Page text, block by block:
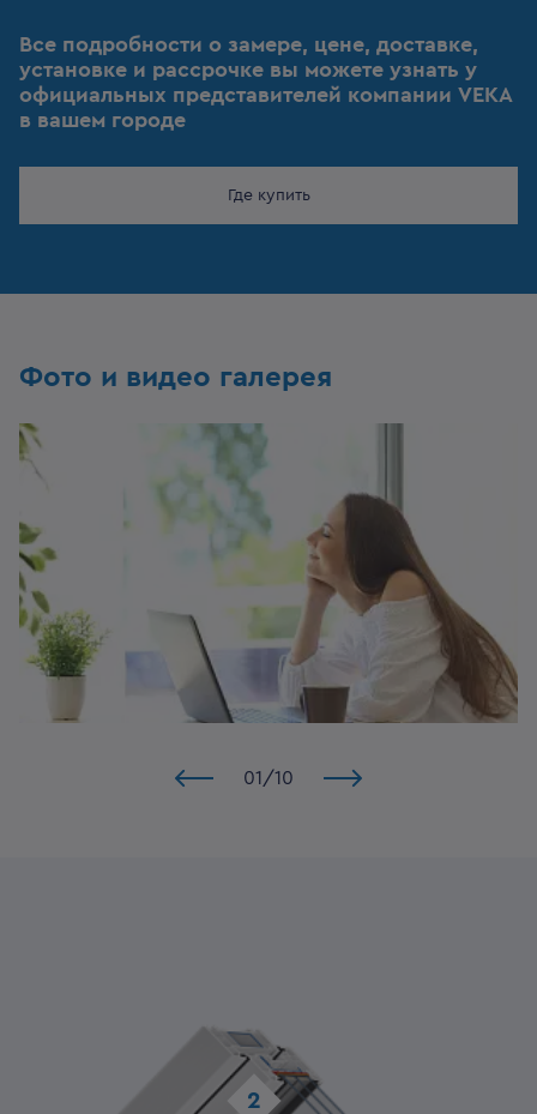
Все подробности о замере, цене, доставке,
установке и рассрочке вы можете узнать у
официальных представителей компании VEKA
в вашем городе
Где купить
Фото и видео галерея
01 /10
2